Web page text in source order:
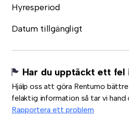
Hyresperiod
Datum tillgängligt
Har du upptäckt ett fel
Hjälp oss att göra Rentumo
felaktig information så tar vi hand
Rapportera ett problem